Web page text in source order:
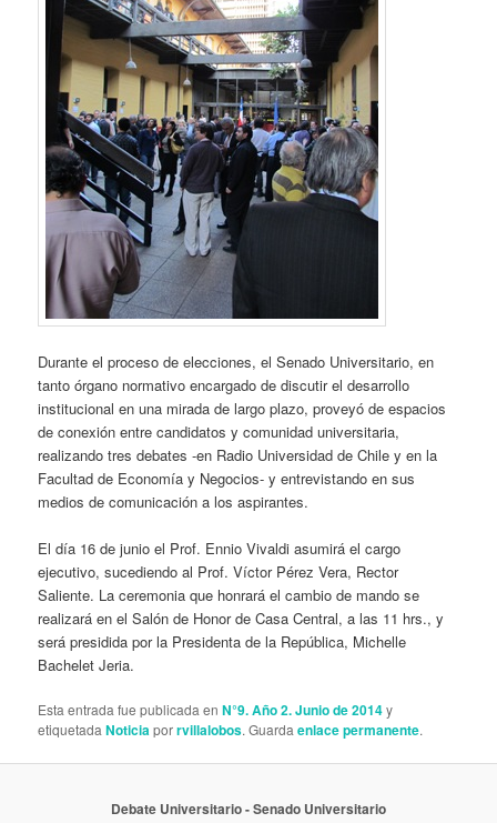
Durante el proceso de elecciones, el Senado Universitario, en
tanto órgano normativo encargado de discutir el desarrollo
institucional en una mirada de largo plazo, proveyó de espacios
de conexión entre candidatos y comunidad universitaria,
realizando tres debates -en Radio Universidad de Chile y en la
Facultad de Economía y Negocios- y entrevistando en sus
medios de comunicación a los aspirantes.
El día 16 de junio el Prof. Ennio Vivaldi asumirá el cargo
ejecutivo, sucediendo al Prof. Víctor Pérez Vera, Rector
Saliente. La ceremonia que honrará el cambio de mando se
realizará en el Salón de Honor de Casa Central, a las 11 hrs., y
será presidida por la Presidenta de la República, Michelle
Bachelet Jeria.
Esta entrada fue publicada enN°9. Año 2. Junio de 2014y
etiquetadaNoticiaporrvillalobos. Guardaenlace permanente.
Debate Universitario- Senado Universitario